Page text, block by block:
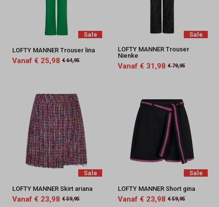
Sale
LOFTY MANNER Trouser lina
Vanaf € 25,98 € 64,95
Sale
LOFTY MANNER Trouser
Nienke
Vanaf € 31,98 € 79,95
Sale
LOFTY MANNER Skirt ariana
Vanaf € 23,98 € 59,95
Sale
LOFTY MANNER Short gina
Vanaf € 23,98 € 59,95